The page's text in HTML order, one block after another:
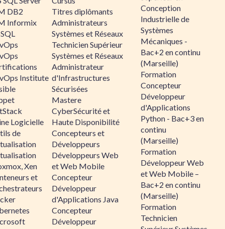
DB2
Informix
Institute
Logicielle
de
Xen
et
Titres diplômants
Administrateurs
Systèmes et Réseaux
Technicien Supérieur
Systèmes et Réseaux
Administrateur
d'Infrastructures
Sécurisées
Mastere
CyberSécurité et
Haute Disponibilité
Concepteurs et
Développeurs
Développeurs Web
et Web Mobile
Concepteur
Développeur
d'Applications Java
Concepteur
Développeur
Conception
Industrielle de
Systèmes
Mécaniques -
Bac+2 en continu
(Marseille)
Formation
Concepteur
Développeur
d'Applications
Python - Bac+3 en
continu
(Marseille)
Formation
Développeur Web
et Web Mobile –
Bac+2 en continu
(Marseille)
Formation
Technicien